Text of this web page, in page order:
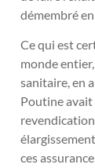
démembré en
Ce qui est
monde
sanitaire, en
Poutine
ces